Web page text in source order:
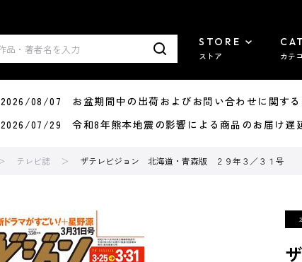
STORE
ストア カテ
2026/08/07 お盆期間中の出荷およびお問い合わせに関する
2026/07/29 令和8年熊本地震の影響による商品のお届け遅
テレビ誌 ザテレビジョン 北海道・青森版 ２９年３／３１号